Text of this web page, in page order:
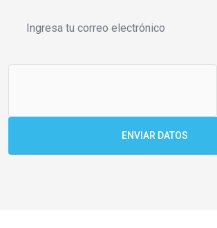
ENVIAR DATOS